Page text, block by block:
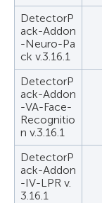
DetectorP
ack-Addon
-Neuro-Pa
ck v.3.16.1
DetectorP
ack-Addon
-VA-Face-
Recognitio
n v.3.16.1
DetectorP
ack-Addon
-IV-LPR v.
3.16.1